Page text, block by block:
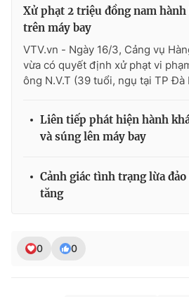
Ðiện thoại Thời báo VTV:024.66 897
Email:toasoan@vtv.vn
Liên hệ quảng cáo:024-7300.7108
® Cấm sao chép dưới mọi hình thức
thuận bằng văn bản. Ghi rõ nguồn
Xử phạt 2 triệu đồng nam
trên máy bay
VTV.vn - Ngày 16/3, Cảng vụ
vừa có quyết định xử phạt vi
ông N.V.T (39 tuổi, ngụ tại TP Đà
Liên tiếp phát hiện hành
và súng lên máy bay
Cảnh giác tình trạng lừa
tăng
0 0